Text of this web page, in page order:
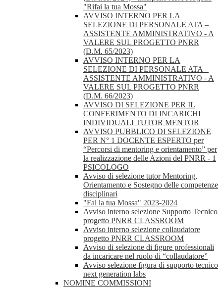
"Rifai la tua Mossa"
AVVISO INTERNO PER LA
SELEZIONE DI PERSONALE ATA –
ASSISTENTE AMMINISTRATIVO - A
VALERE SUL PROGETTO PNRR
(D.M. 65/2023)
AVVISO INTERNO PER LA
SELEZIONE DI PERSONALE ATA –
ASSISTENTE AMMINISTRATIVO - A
VALERE SUL PROGETTO PNRR
(D.M. 66/2023)
AVVISO DI SELEZIONE PER IL
CONFERIMENTO DI INCARICHI
INDIVIDUALI TUTOR MENTOR
AVVISO PUBBLICO DI SELEZIONE
PER N° 1 DOCENTE ESPERTO per
“Percorsi di mentoring e orientamento” per
la realizzazione delle Azioni del PNRR - 1
PSICOLOGO
Avviso di selezione tutor Mentoring,
Orientamento e Sostegno delle competenze
disciplinari
"Fai la tua Mossa" 2023-2024
Avviso interno selezione Supporto Tecnico
progetto PNRR CLASSROOM
Avviso interno selezione collaudatore
progetto PNRR CLASSROOM
Avviso di selezione di figure professionali
da incaricare nel ruolo di “collaudatore”
Avviso selezione figura di supporto tecnico
next generation labs
NOMINE COMMISSIONI